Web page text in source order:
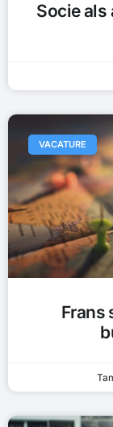
Socie als
VACATURE
Frans